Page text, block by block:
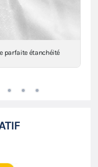
mât(s) et